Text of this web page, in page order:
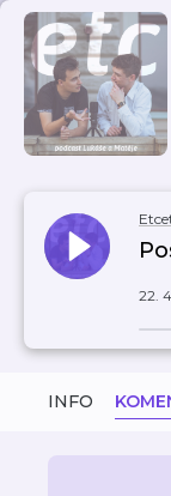
22.
INFO